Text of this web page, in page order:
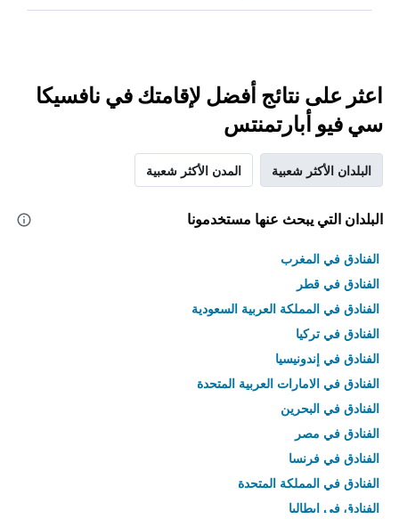
اعثر على نتائج أفضل لإقامتك في نافسيكا
سي فيو أبارتمنتس
البلدان الأكثر شعبية المدن الأكثر شعبية
البلدان التي يبحث عنها مستخدمونا
الفنادق في المغرب
الفنادق في قطر
الفنادق في المملكة العربية السعودية
الفنادق في تركيا
الفنادق في إندونيسيا
الفنادق في الامارات العربية المتحدة
الفنادق في البحرين
الفنادق في مصر
الفنادق في فرنسا
الفنادق في المملكة المتحدة
الفنادق في إيطاليا